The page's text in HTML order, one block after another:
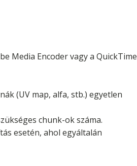
Media Encoder vagy a QuickTime
(UV map, alfa, stb.) egyetlen
chunk-ok száma.
esetén, ahol egyáltalán